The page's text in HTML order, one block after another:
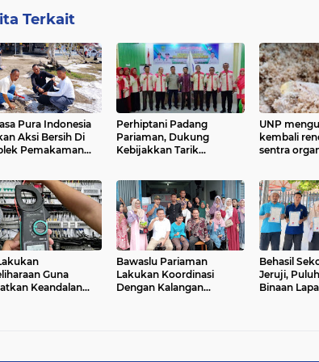
Terkait
Pura Indonesia
Aksi Bersih Di
Pemakaman
Perhiptani Padang
Pariaman, Dukung
Kebijakkan Tarik
UNP
kembali
sentra
Pariaman
Guna
Keandalan
Bawaslu Pariaman
Lakukan Koordinasi
Dengan Kalangan
Behasil
Jeruji,
Binaan